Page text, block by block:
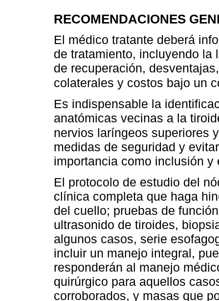
RECOMENDACIONES
El médico tratante deberá
de tratamiento, incluyendo
de recuperación,
colaterales y costos bajo un
Es indispensable la
anatómicas vecinas a la
nervios laríngeos superiores
medidas de seguridad y
importancia como inclusión
El protocolo de estudio del
clínica completa que haga
del cuello; pruebas de
ultrasonido de tiroides,
algunos casos, serie
incluir un manejo integral,
responderán al manejo
quirúrgico para aquellos
corroborados, y masas que